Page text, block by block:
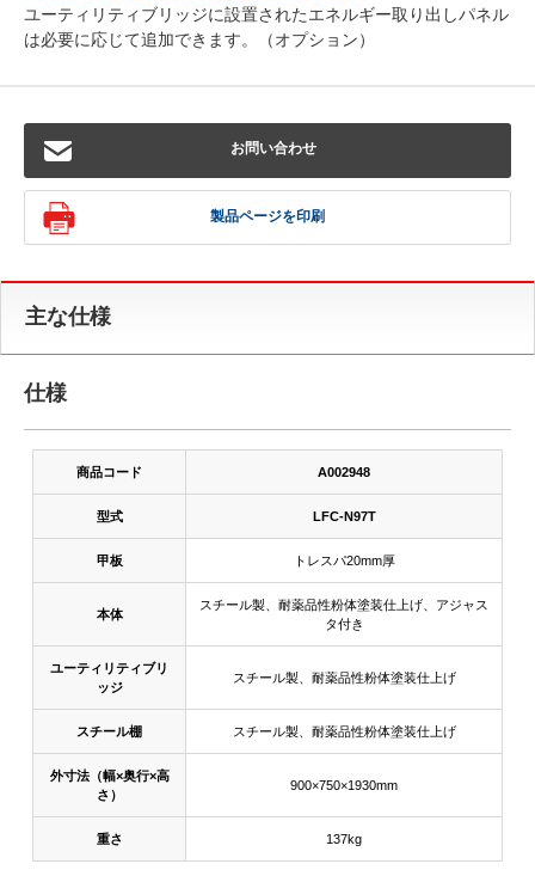
ユーティリティブリッジに設置されたエネルギー取り出しパネル
は必要に応じて追加できます。（オプション）
お問い合わせ
製品ページを印刷
主な仕様
仕様
商品コード A002948
型式 LFC-N97T
甲板 トレスパ20mm厚
本体
スチール製、耐薬品性粉体塗装仕上げ、アジャス
タ付き
ユーティリティブリ
ッジ
スチール製、耐薬品性粉体塗装仕上げ
スチール棚 スチール製、耐薬品性粉体塗装仕上げ
外寸法（幅×奥行×高
さ）
900×750×1930mm
重さ 137kg